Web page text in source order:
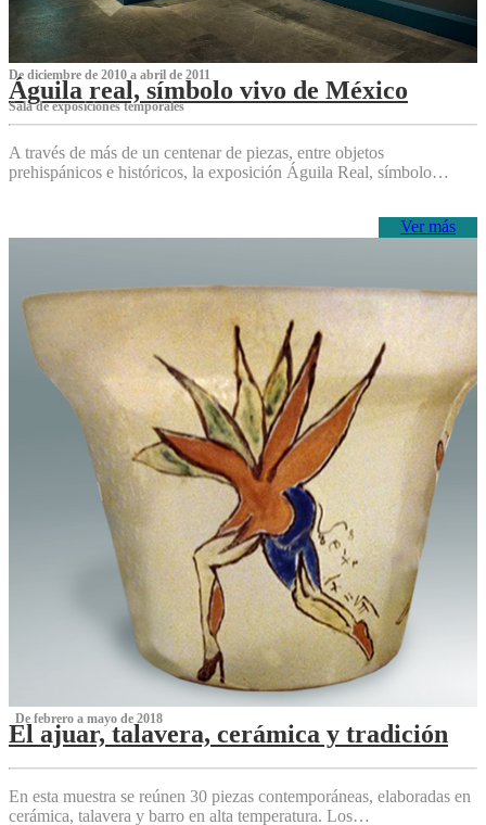
De diciembre de 2010 a abril de 2011
Águila real, símbolo vivo de México
Sala de exposiciones temporales
A través de más de un centenar de piezas, entre objetos
prehispánicos e históricos, la exposición Águila Real, símbolo…
Ver más
‌ De febrero a mayo de 2018
El ajuar, talavera, cerámica y tradición
‌
En esta muestra se reúnen 30 piezas contemporáneas, elaboradas en
cerámica, talavera y barro en alta temperatura. Los…